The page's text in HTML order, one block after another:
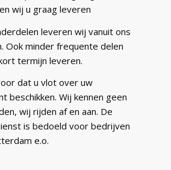
wij u graag leveren
leveren wij vanuit ons
Ook minder frequente delen
termijn leveren.
dat u vlot over uw
beschikken. Wij kennen geen
wij rijden af en aan. De
is bedoeld voor bedrijven
e.o.